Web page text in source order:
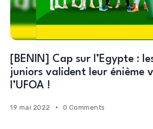
[BENIN] Cap sur l’Egypte :
juniors valident leur énième
l’UFOA !
19 mai 2022 0 Comments